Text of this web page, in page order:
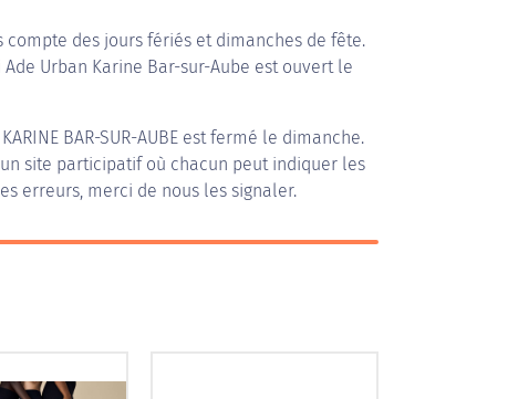
compte des jours fériés et dimanches de fête.
Urban Karine Bar-sur-Aube est ouvert le
BAR-SUR-AUBE est fermé le dimanche.
site participatif où chacun peut indiquer les
erreurs, merci de nous les signaler.